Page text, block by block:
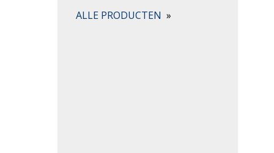
ALLE PRODUCTEN »